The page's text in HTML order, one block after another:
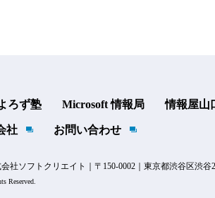
ろず塾 Microsoft 情報局 情報屋山
社 お問い合わせ
社ソフトクリエイト｜〒150-0002｜東京都渋谷区渋
Reserved.